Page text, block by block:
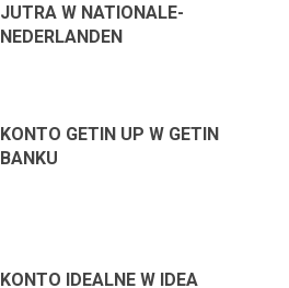
JUTRA W NATIONALE-
NEDERLANDEN
KONTO GETIN UP W GETIN
BANKU
KONTO IDEALNE W IDEA